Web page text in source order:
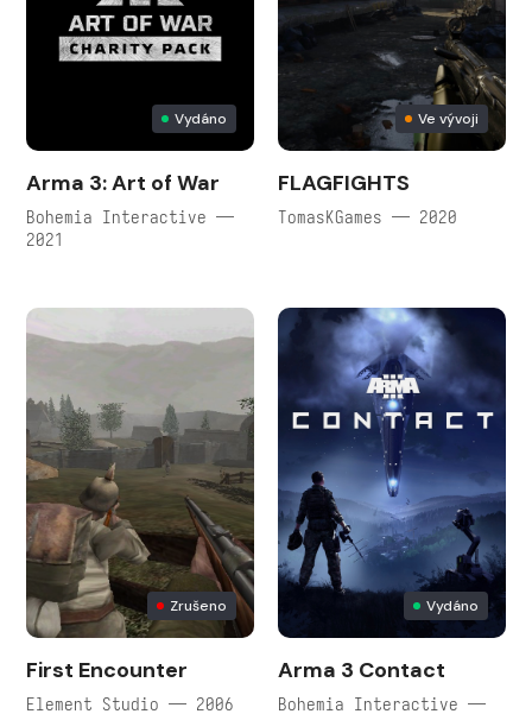
Vydáno
Arma 3: Art of War
Bohemia Interactive —
2021
Ve vývoji
FLAGFIGHTS
TomasKGames — 2020
Zrušeno
First Encounter
Element Studio — 2006
Vydáno
Arma 3 Contact
Bohemia Interactive —